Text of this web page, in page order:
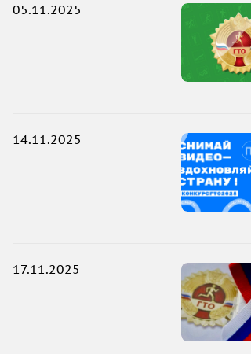
05.11.2025
14.11.2025
17.11.2025